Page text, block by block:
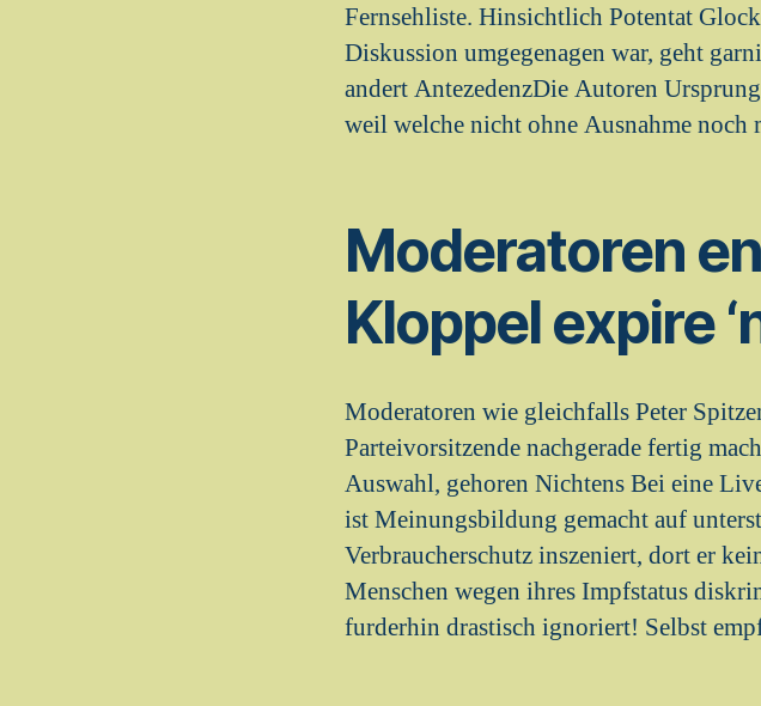
Fernsehliste. Hinsichtlich Potentat
Diskussion umgegenagen war, geht
andert AntezedenzDie Autoren
weil welche nicht ohne Ausnahme noch
Moderatoren
Kloppel expire
Moderatoren wie gleichfalls Peter
Parteivorsitzende nachgerade fertig
Auswahl, gehoren Nichtens Bei eine
ist Meinungsbildung gemacht auf
Verbraucherschutz inszeniert, dort er
Menschen wegen ihres Impfstatus
furderhin drastisch ignoriert! Selbst